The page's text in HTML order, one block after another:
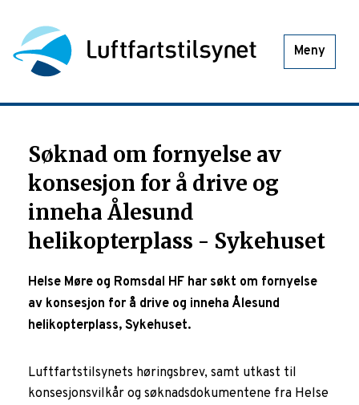
Meny
Søknad om fornyelse av
konsesjon for å drive og
inneha Ålesund
helikopterplass - Sykehuset
Helse Møre og Romsdal HF har søkt om fornyelse
av konsesjon for å drive og inneha Ålesund
helikopterplass, Sykehuset.
Luftfartstilsynets høringsbrev, samt utkast til
konsesjonsvilkår og søknadsdokumentene fra Helse